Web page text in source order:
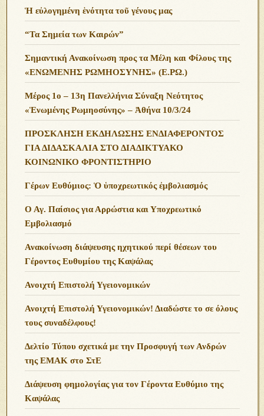
Ἡ εὐλογημένη ἑνότητα τοῦ γένους μας
“Τα Σημεία των Καιρών”
Σημαντική Ανακοίνωση προς τα Μέλη και Φίλους της
«ΕΝΩΜΕΝΗΣ ΡΩΜΗΟΣΥΝΗΣ» (Ε.ΡΩ.)
Μέρος 1ο – 13η Πανελλήνια Σύναξη Νεότητος
«Ἑνωμένης Ρωμηοσύνης» – Ἀθήνα 10/3/24
ΠΡΟΣΚΛΗΣΗ ΕΚΔΗΛΩΣΗΣ ΕΝΔΙΑΦΕΡΟΝΤΟΣ
ΓΙΑ ΔΙΔΑΣΚΑΛΙΑ ΣΤΟ ΔΙΑΔΙΚΤΥΑΚΟ
ΚΟΙΝΩΝΙΚΟ ΦΡΟΝΤΙΣΤΗΡΙΟ
Γέρων Ευθύμιος: Ὁ ὑποχρεωτικός ἐμβολιασμός
Ο Αγ. Παίσιος για Αρρώστια και Υποχρεωτικό
Εμβολιασμό
Ανακοίνωση διάψευσης ηχητικού περί θέσεων του
Γέροντος Ευθυμίου της Καψάλας
Ανοιχτή Επιστολή Υγειονομικών
Ανοιχτή Επιστολή Υγειονομικών! Διαδώστε το σε όλους
τους συναδέλφους!
Δελτίο Τύπου σχετικά με την Προσφυγή των Ανδρών
της ΕΜΑΚ στο ΣτΕ
Διάψευση φημολογίας για τον Γέροντα Ευθύμιο της
Καψάλας